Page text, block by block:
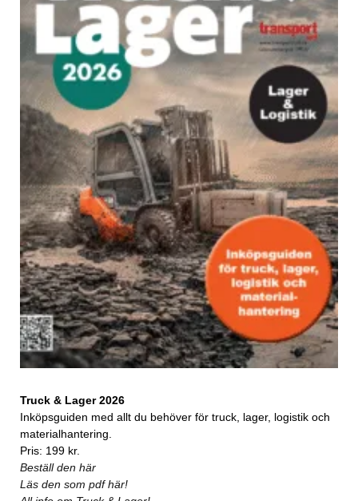
Truck & Lager 2026
Inköpsguiden med allt du behöver för truck, lager, logistik och
materialhantering.
Pris: 199 kr.
Beställ den här
Läs den som pdf här!